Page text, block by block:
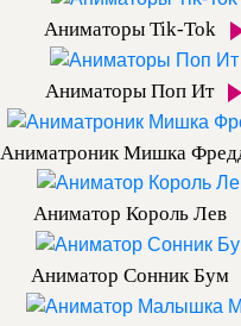
Аниматоры Tik-Tok
Аниматоры Поп Ит
Аниматроник Мишка
Аниматор Король Лев
Аниматор Сонник Бум